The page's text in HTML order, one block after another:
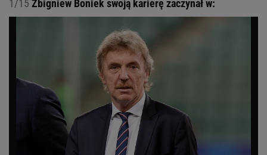
1/15 Zbigniew Boniek swoją karierę zaczynał w: